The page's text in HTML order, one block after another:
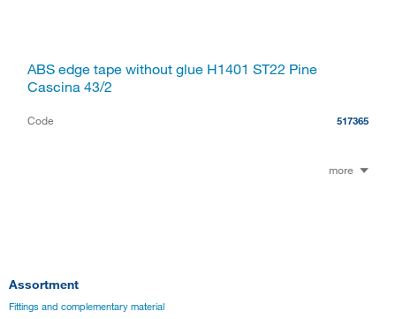
ABS edge tape without glue H1401 ST22 Pine
Cascina 43/2
Code 517365
more
Assortment
Fittings and complementary material